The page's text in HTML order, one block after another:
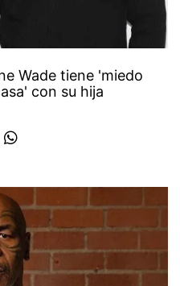
Wade tiene 'miedo
con su hija